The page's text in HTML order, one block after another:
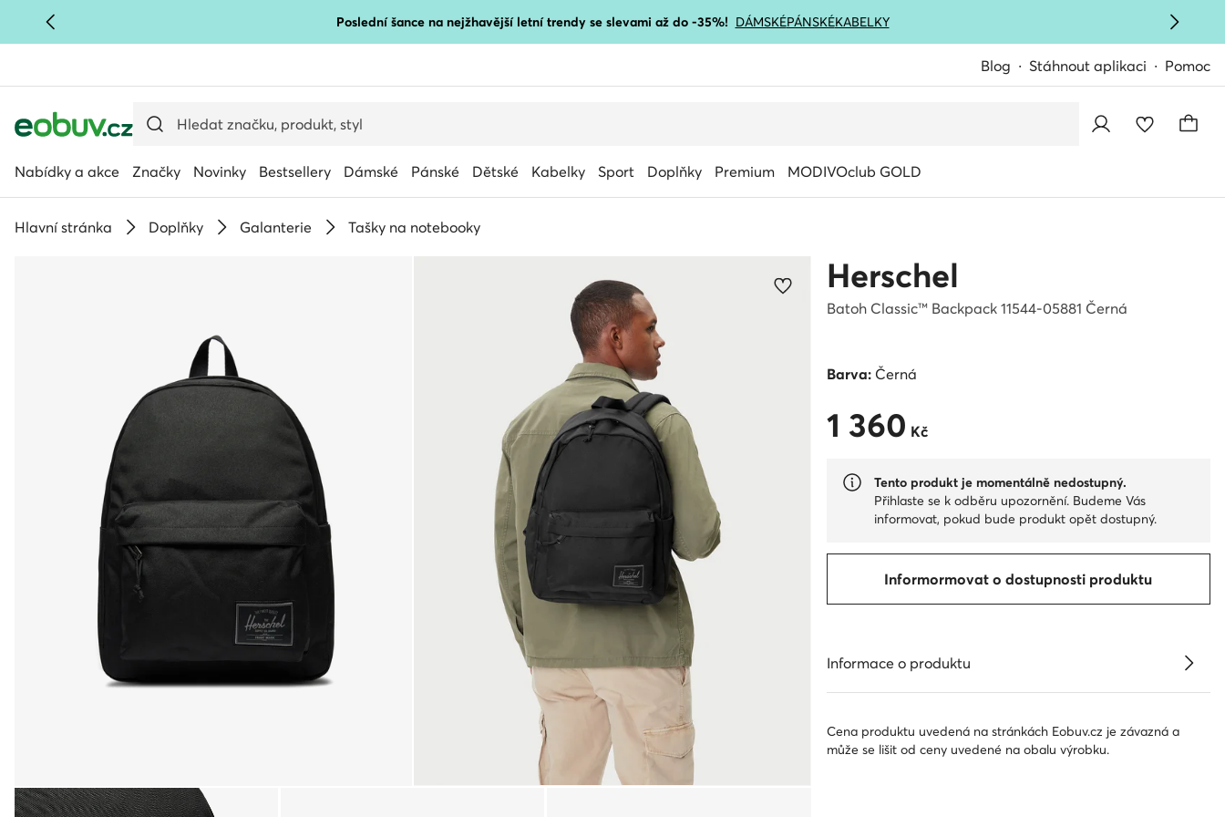
PŘEJÍT NA HLAVNÍ OBSAH Poslední šance na nejžhavější letní trendy se slevami až do -35%! DÁMSKÉPÁNSKÉKABELKY
Blog Stáhnout aplikaci Pomoc
Nabídky a akce Značky Novinky Bestsellery Dámské Pánské Dětské Kabelky Sport Doplňky Premium MODIVOclub GOLD
Hlavní stránka Doplňky Galanterie Tašky na notebooky
Herschel
Batoh Classic™ Backpack 11544-05881 Černá
Barva:Černá
1 360 Kč
1 360 Kč
Tento produkt je momentálně nedostupný.
Přihlaste se k odběru upozornění. Budeme Vás
informovat, pokud bude produkt opět dostupný.
Informormovat o dostupnosti produktu
Informace o produktu
Cena produktu uvedená na stránkách Eobuv.cz je závazná a
může se lišit od ceny uvedené na obalu výrobku.